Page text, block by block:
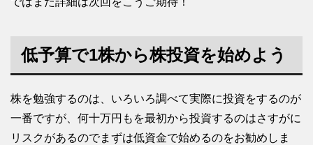
低予算で1株から株投資を始めよう
株を勉強するのは、いろいろ調べて実際に投資をするのが
一番ですが、何十万円もを最初から投資するのはさすがに
リスクがあるのでまずは低資金で始めるのをお勧めしま